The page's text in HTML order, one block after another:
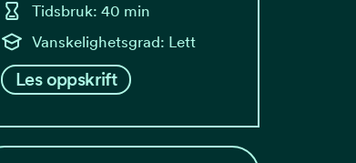
Tidsbruk: 40 min
Vanskelighetsgrad: Lett
Les oppskrift